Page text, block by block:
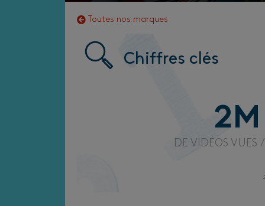
Toutes nos marques
Chiffres clés
2M
DE VIDÉOS VUES
2